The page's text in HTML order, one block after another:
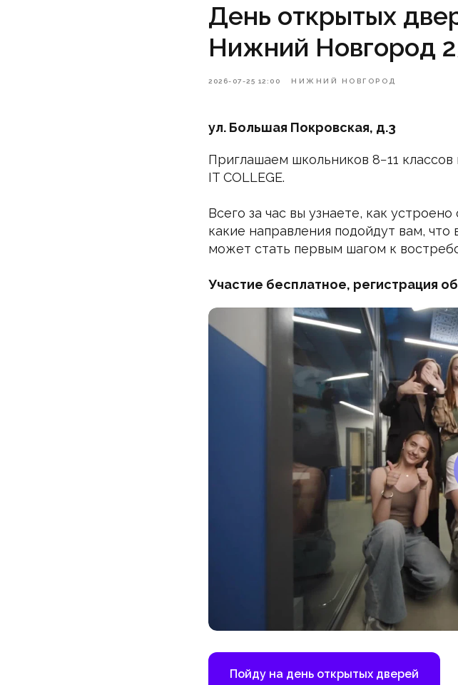
День открытых
Нижний Новгород
2026-07-25 12:00 НИЖНИЙ НОВГОРОД
ул. Большая Покровская, д.3
Приглашаем школьников 8−11
IT COLLEGE.
Всего за час вы узнаете, как
какие направления подойдут вам,
может стать первым шагом к
Участие бесплатное, регистрация
Пойду на день открытых дверей